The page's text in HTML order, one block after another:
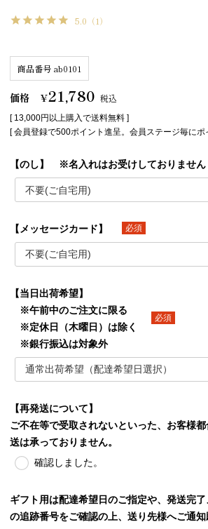
5.0 （1）
商品番号 ab0101
価格 ¥21,780 税込
[ 13,000円以上購入で送料無料 ]
[ 会員登録で500ポイント進呈。会員ステージ毎に
【のし】 ※名入れはお受けしておりません
【メッセージカード】
(必須)
【当日出荷希望】
※午前中のご注文に限る
※定休日（木曜日）は除く
※銀行振込は対象外
【再発送について】
ご不在等で受取されないといった、お客様
送は承っておりません。
確認しました。
ギフト用は配達希望日のご指定や、発送完
の追跡番号をご確認の上、送り先様へご通知